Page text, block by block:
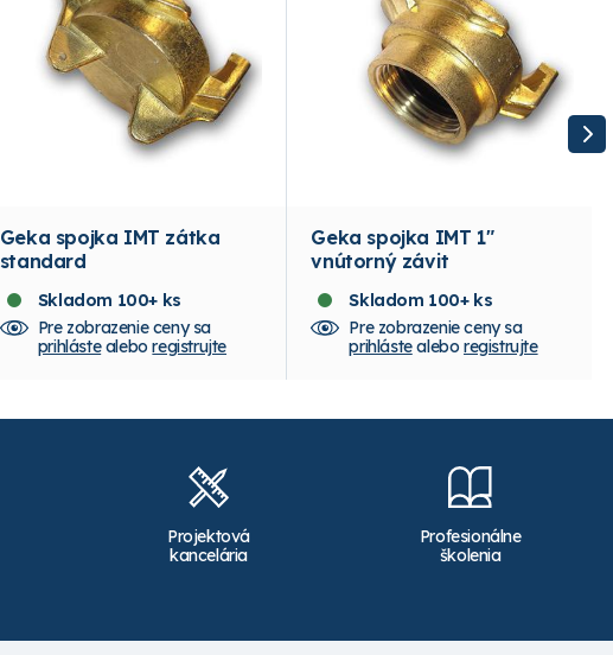
Geka spojka IMT zátka
standard
Skladom 100+ ks
Pre zobrazenie ceny sa
prihlástealeboregistrujte
Geka spojka IMT 1"
vnútorný závit
Skladom 100+ ks
Pre zobrazenie ceny sa
prihlástealebo registrujte
Projektová
kancelária
Profesionálne
školenia